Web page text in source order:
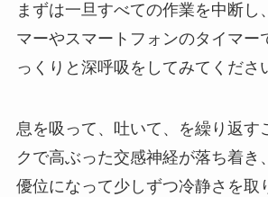
まずは一旦すべての作業を中断し
マーやスマートフォンのタイマー
っくりと深呼吸をしてみてくださ
息を吸って、吐いて、を繰り返す
クで高ぶった交感神経が落ち着き
優位になって少しずつ冷静さを取